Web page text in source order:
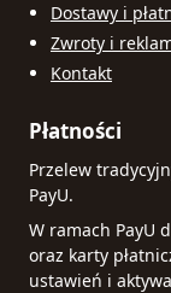
Dostawy i
Zwroty i
Kontakt
Płatności
Przelew
PayU.
W ramach PayU
oraz karty
ustawień i